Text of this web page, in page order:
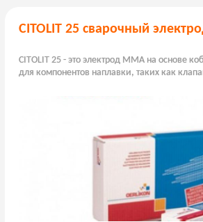
CITOLIT 25 сварочный
CITOLIT 25 - это электрод MMA на основе
для компонентов наплавки, таких как